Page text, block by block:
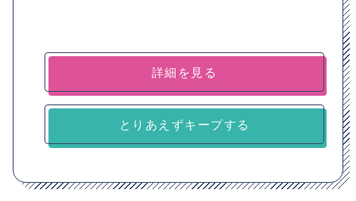
詳細を見る
とりあえずキープする